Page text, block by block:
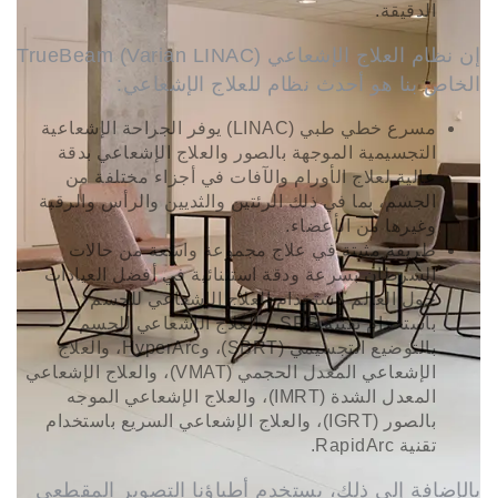
الدقيقة.
إن نظام العلاج الإشعاعي TrueBeam (Varian LINAC)
الخاص بنا هو أحدث نظام للعلاج الإشعاعي:
مسرع خطي طبي (LINAC) يوفر الجراحة الإشعاعية
التجسيمية الموجهة بالصور والعلاج الإشعاعي بدقة
عالية لعلاج الأورام والآفات في أجزاء مختلفة من
الجسم، بما في ذلك الرئتين والثديين والرأس والرقبة
وغيرها من الأعضاء.
طريقة مثبتة في علاج مجموعة واسعة من حالات
السرطان بسرعة ودقة استثنائية في أفضل العيادات
حول العالم باستخدام العلاج الإشعاعي للجسم
باستخدام تقنية SRS، والعلاج الإشعاعي للجسم
بالتوضيع التجسيمي (SBRT)، وHyperArc، والعلاج
الإشعاعي المعدل الحجمي (VMAT)، والعلاج الإشعاعي
المعدل الشدة (IMRT)، والعلاج الإشعاعي الموجه
بالصور (IGRT)، والعلاج الإشعاعي السريع باستخدام
تقنية RapidArc.
بالإضافة إلى ذلك، يستخدم أطباؤنا التصوير المقطعي